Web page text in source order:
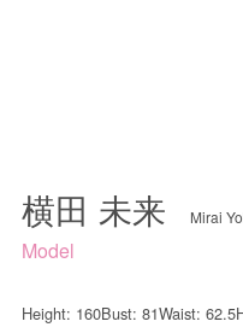
横田 未来 Mirai
Model
Height: 160Bust: 81Waist: 62.5